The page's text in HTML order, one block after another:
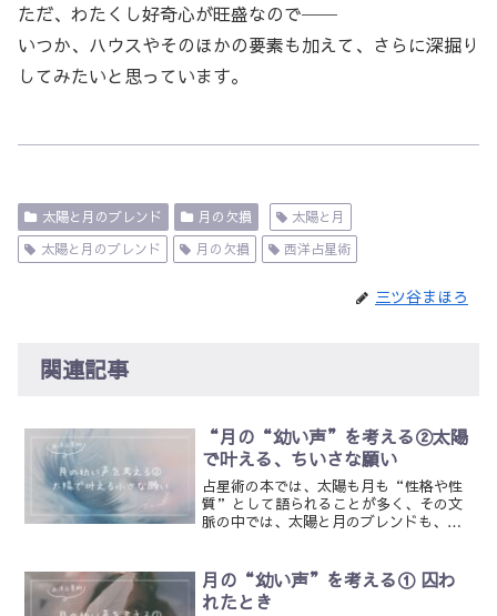
ただ、わたくし好奇心が旺盛なので──
いつか、ハウスやそのほかの要素も加えて、さらに深掘り
してみたいと思っています。
太陽と月のブレンド 月の欠損
太陽と月
太陽と月のブレンド
月の欠損 西洋占星術
三ツ谷まほろ
関連記事
“月の“幼い声”を考える②太陽
で叶える、ちいさな願い
占星術の本では、太陽も月も“性格や性
質”として語られることが多く、その文
脈の中では、太陽と月のブレンドも、単
も、太陽と月には、明確な役割の違いが
あります。太陽は、その願...
月の“幼い声”を考える① 囚わ
れたとき